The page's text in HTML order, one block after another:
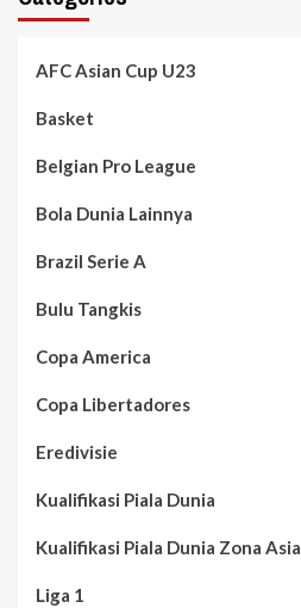
AFC Asian Cup U23
Basket
Belgian Pro League
Bola Dunia Lainnya
Brazil Serie A
Bulu Tangkis
Copa America
Copa Libertadores
Eredivisie
Kualifikasi Piala Dunia
Kualifikasi Piala Dunia Zona Asia
Liga 1